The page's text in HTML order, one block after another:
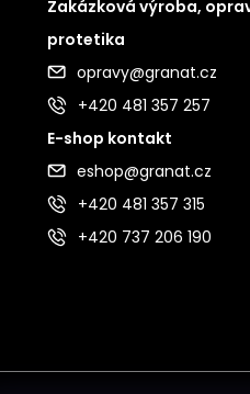
Zakázková výroba,
protetika
opravy@granat.cz
+420 481 357 257
E-shop kontakt
eshop@granat.cz
+420 481 357 315
+420 737 206 190